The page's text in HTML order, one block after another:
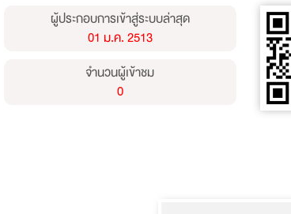
ผู้ประกอบการเข้าสู่ระบบล่าสุด
01 ม.ค. 2513
จำนวนผู้เข้าชม
0